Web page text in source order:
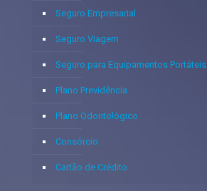
Seguro Empresarial
Seguro Viagem
Seguro para Equipamentos Portáteis
Plano Previdência
Plano Odontológico
Consórcio
Cartão de Crédito